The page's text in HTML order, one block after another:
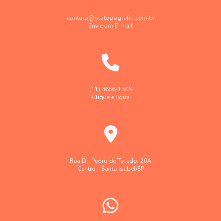
Empresa de georreferenciamento de imóvel urbano
Empresa de topografia e georreferenciamento
Empresa faz levantamento topográfico georreferenciado
Georreferenciamento de imóveis rurais em sp
Laudo técnico levantamento aerofotogramétrico
Levantamento aerofotogramétrico
Levantamento topográfico georreferenciado
contato@ptatopografia.com.br
Envie um E-mail
(11) 4656-1506
Clique e ligue
Rua Dr. Pedro de Toledo, 20A
Centro - Santa Isabel/SP